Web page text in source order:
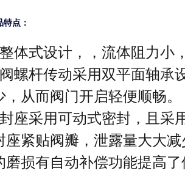
点：
体式设计，，流体阻力小
螺杆传动采用双平面轴承
从而阀门开启轻便顺畅。
座采用可动式密封，且采
座紧贴阀瓣，泄露量大大
磨损有自动补偿功能提高